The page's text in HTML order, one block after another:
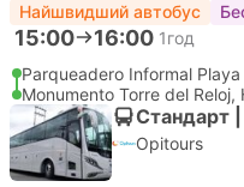
Найшвидший автобус
15:00 16:00 1год
Parqueadero Informal
Monumento Torre del Reloj,
Стандарт
Opitours